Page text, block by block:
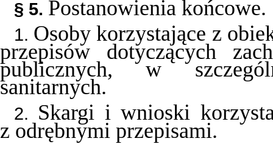
§ 5. Postanowienia końcowe.
1. Osoby korzystające z
przepisów dotyczących
publicznych, w
sanitarnych.
2. Skargi i wnioski
z odrębnymi przepisami.